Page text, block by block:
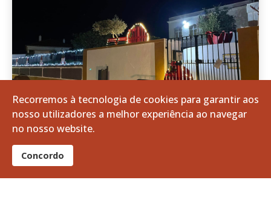
Recorremos à tecnologia de cookies para garantir aos
nosso utilizadores a melhor experiência ao navegar
no nosso website.
Concordo